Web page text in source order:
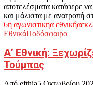
αποτελέσματα κατάφερε
και μάλιστα με ανατροπή
6η αγωνιστικηα εθνικήαεκ
ΕθνικάΠοδόσφαιρο
Α’ Εθνική:
Τούμπας
Από efthia5 Οκτωβρίου